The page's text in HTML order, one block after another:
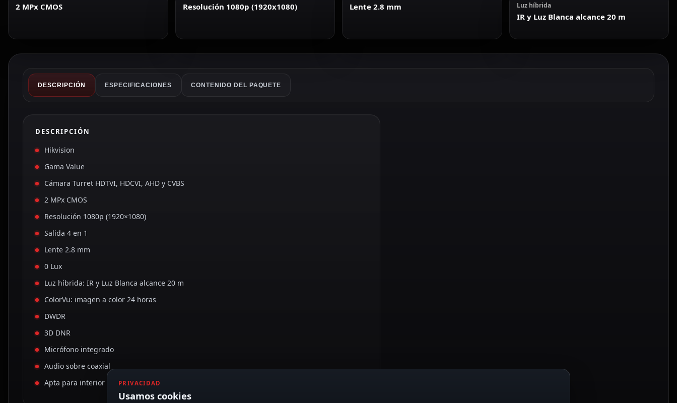
2 MPx CMOS Resolución 1080p (1920x1080) Lente 2.8 mm Luz híbrida
IR y Luz Blanca alcance 20 m
DESCRIPCIÓN ESPECIFICACIONES CONTENIDO DEL PAQUETE
DESCRIPCIÓN
Hikvision
Gama Value
Cámara Turret HDTVI, HDCVI, AHD y CVBS
2 MPx CMOS
Resolución 1080p (1920×1080)
Salida 4 en 1
Lente 2.8 mm
0 Lux
Luz híbrida: IR y Luz Blanca alcance 20 m
ColorVu: imagen a color 24 horas
DWDR
3D DNR
Micrófono integrado
Audio sobre coaxial
Apta para interior
PRIVACIDAD
Usamos cookies